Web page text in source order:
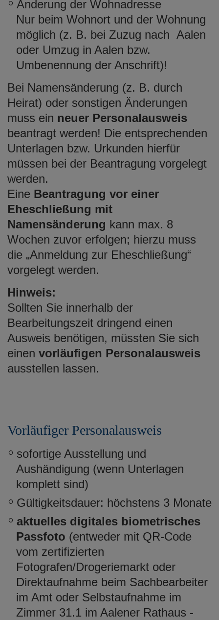
Änderung der Wohnadresse
Nur beim Wohnort und der Wohnung
möglich (z. B. bei Zuzug nach Aalen
oder Umzug in Aalen bzw.
Umbenennung der Anschrift)!
Bei Namensänderung (z. B. durch
Heirat) oder sonstigen Änderungen
muss ein neuer Personalausweis
beantragt werden! Die entsprechenden
Unterlagen bzw. Urkunden hierfür
müssen bei der Beantragung vorgelegt
werden.
Eine Beantragung vor einer
Eheschließung mit
Namensänderung kann max. 8
Wochen zuvor erfolgen; hierzu muss
die „Anmeldung zur Eheschließung“
vorgelegt werden.
Hinweis:
Sollten Sie innerhalb der
Bearbeitungszeit dringend einen
Ausweis benötigen, müssten Sie sich
einen vorläufigen Personalausweis
ausstellen lassen.
Vorläufiger Personalausweis
sofortige Ausstellung und
Aushändigung (wenn Unterlagen
komplett sind)
Gültigkeitsdauer: höchstens 3 Monate
aktuelles digitales biometrisches
Passfoto (entweder mit QR-Code
vom zertifizierten
Fotografen/Drogeriemarkt oder
Direktaufnahme beim Sachbearbeiter
im Amt oder Selbstaufnahme im
Zimmer 31.1 im Aalener Rathaus -